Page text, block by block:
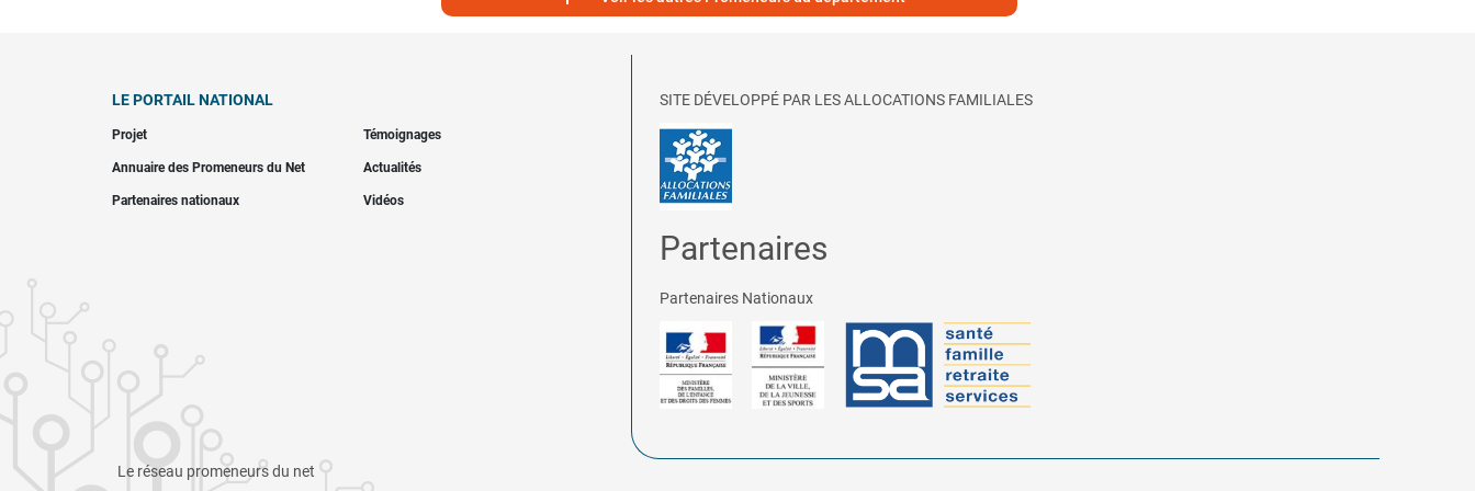
LE PORTAIL NATIONAL
Projet Témoignages
Annuaire des Promeneurs du Net Actualités
Partenaires nationaux Vidéos
SITE DÉVELOPPÉ PAR LES ALLOCATIONS FAMILIALES
Partenaires
Partenaires Nationaux
Le réseau promeneurs du net